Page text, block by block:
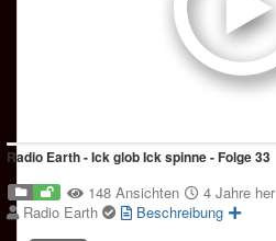
Radio Earth - Ick glob Ick spinne - Folge 33
148 Ansichten
4 Jahre her
Radio Earth
Beschreibung